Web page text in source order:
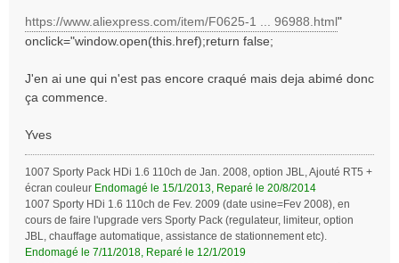
g
e
https://www.aliexpress.com/item/F0625-1 ... 96988.html"
onclick="window.open(this.href);return false;
J'en ai une qui n'est pas encore craqué mais deja abimé donc
ça commence.
Yves
1007 Sporty Pack HDi 1.6 110ch de Jan. 2008, option JBL, Ajouté RT5 +
écran couleur Endomagé le 15/1/2013, Reparé le 20/8/2014
1007 Sporty HDi 1.6 110ch de Fev. 2009 (date usine=Fev 2008), en
cours de faire l'upgrade vers Sporty Pack (regulateur, limiteur, option
JBL, chauffage automatique, assistance de stationnement etc).
Endomagé le 7/11/2018, Reparé le 12/1/2019